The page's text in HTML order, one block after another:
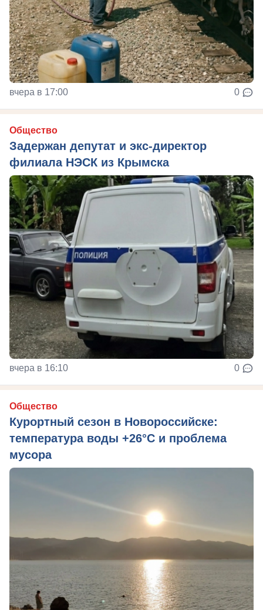
вчера в 17:00 0
Общество
Задержан депутат и экс-директор
филиала НЭСК из Крымска
вчера в 16:10 0
Общество
Курортный сезон в Новороссийске:
температура воды +26°C и проблема
мусора